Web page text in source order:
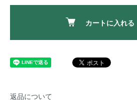
カートに入れる
返品について